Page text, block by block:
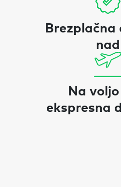
nad
Na
ekspresna